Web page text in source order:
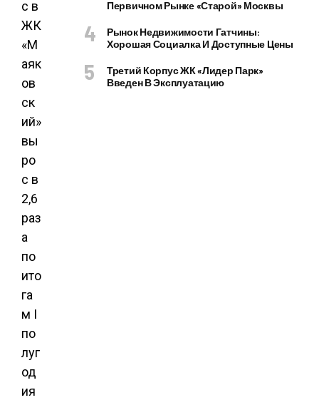
Первичном Рынке «старой» Москвы
Рынок Недвижимости Гатчины:
Хорошая Социалка И Доступные Цены
Третий Корпус ЖК «Лидер Парк»
Введен В Эксплуатацию